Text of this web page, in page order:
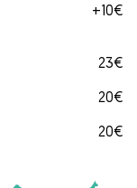
+10€
23€
20€
20€